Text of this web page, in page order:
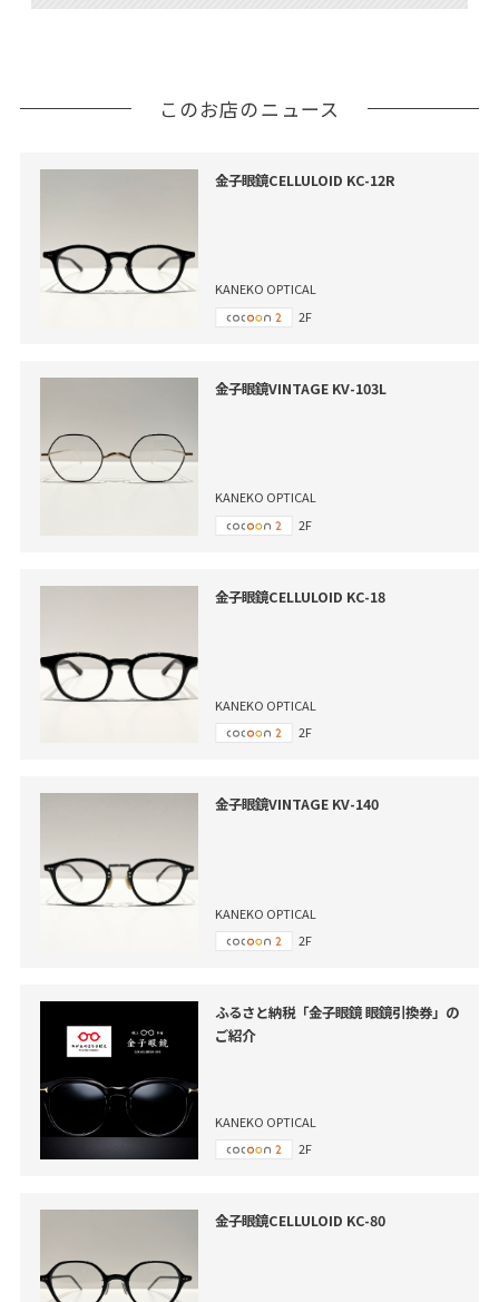
このお店のニュース
金子眼鏡CELLULOID KC-12R
KANEKO OPTICAL
2F
金子眼鏡VINTAGE KV-103L
KANEKO OPTICAL
2F
金子眼鏡CELLULOID KC-18
KANEKO OPTICAL
2F
金子眼鏡VINTAGE KV-140
KANEKO OPTICAL
2F
ふるさと納税「金子眼鏡 眼鏡引換券」の
ご紹介
KANEKO OPTICAL
2F
金子眼鏡CELLULOID KC-80